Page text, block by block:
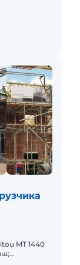
MT 1440